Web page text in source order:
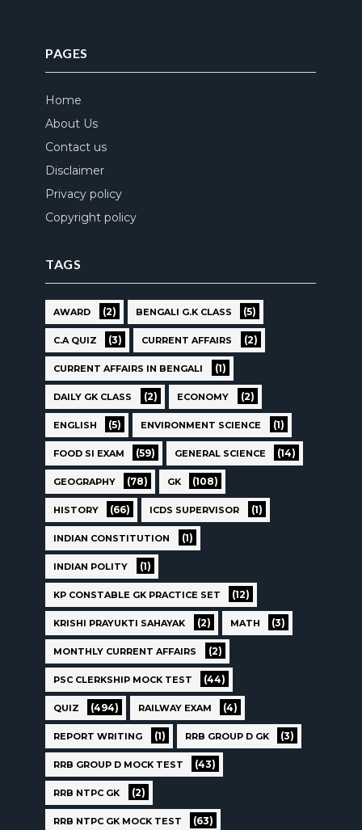
PAGES
Home
About Us
Contact us
Disclaimer
Privacy policy
Copyright policy
TAGS
AWARD (2) BENGALI G.K CLASS (5)
C.A QUIZ (3) CURRENT AFFAIRS (2)
CURRENT AFFAIRS IN BENGALI (1)
DAILY GK CLASS (2) ECONOMY (2)
ENGLISH (5) ENVIRONMENT SCIENCE (1)
FOOD SI EXAM (59) GENERAL SCIENCE (14)
GEOGRAPHY (78) GK (108)
HISTORY (66) ICDS SUPERVISOR (1)
INDIAN CONSTITUTION (1)
INDIAN POLITY (1)
KP CONSTABLE GK PRACTICE SET (12)
KRISHI PRAYUKTI SAHAYAK (2) MATH (3)
MONTHLY CURRENT AFFAIRS (2)
PSC CLERKSHIP MOCK TEST (44)
QUIZ (494) RAILWAY EXAM (4)
REPORT WRITING (1) RRB GROUP D GK (3)
RRB GROUP D MOCK TEST (43)
RRB NTPC GK (2)
RRB NTPC GK MOCK TEST (63)